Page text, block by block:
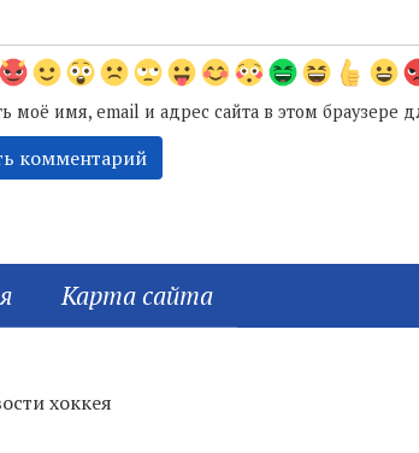
моё имя, email и адрес сайта в этом
Карта сайта
хоккея